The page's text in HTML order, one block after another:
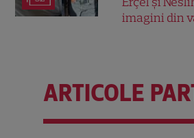
imagini din
ARTICOLE